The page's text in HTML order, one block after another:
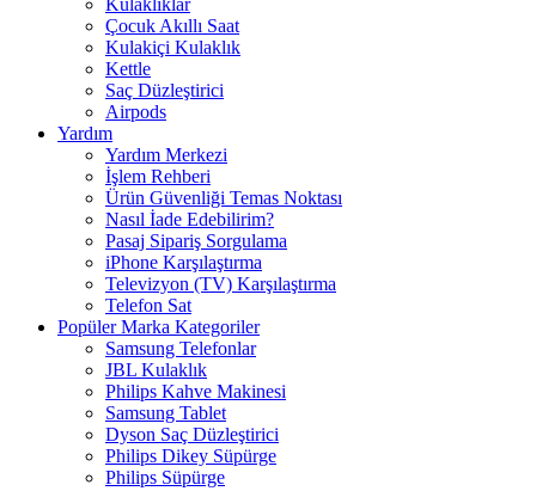
Kulaklıklar
Çocuk Akıllı Saat
Kulakiçi Kulaklık
Kettle
Saç Düzleştirici
Airpods
Yardım
Yardım Merkezi
İşlem Rehberi
Ürün Güvenliği Temas Noktası
Nasıl İade Edebilirim?
Pasaj Sipariş Sorgulama
iPhone Karşılaştırma
Televizyon (TV) Karşılaştırma
Telefon Sat
Popüler Marka Kategoriler
Samsung Telefonlar
JBL Kulaklık
Philips Kahve Makinesi
Samsung Tablet
Dyson Saç Düzleştirici
Philips Dikey Süpürge
Philips Süpürge